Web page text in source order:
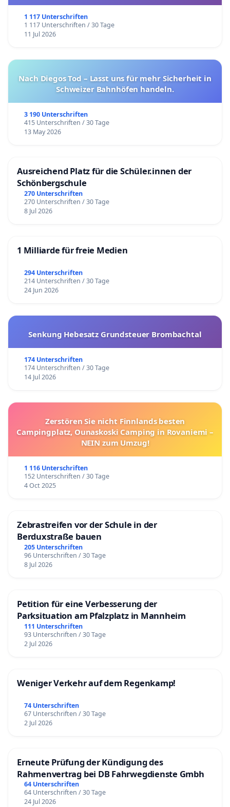
1 117 Unterschriften
1 117 Unterschriften / 30 Tage
11 Jul 2026
Nach Diegos Tod – Lasst uns für mehr Sicherheit in
Schweizer Bahnhöfen handeln.
3 190 Unterschriften
415 Unterschriften / 30 Tage
13 May 2026
Ausreichend Platz für die Schüler.innen der
Schönbergschule
270 Unterschriften
270 Unterschriften / 30 Tage
8 Jul 2026
1 Milliarde für freie Medien
294 Unterschriften
214 Unterschriften / 30 Tage
24 Jun 2026
Senkung Hebesatz Grundsteuer Brombachtal
174 Unterschriften
174 Unterschriften / 30 Tage
14 Jul 2026
Zerstören Sie nicht Finnlands besten
Campingplatz, Ounaskoski Camping in Rovaniemi –
NEIN zum Umzug!
1 116 Unterschriften
152 Unterschriften / 30 Tage
4 Oct 2025
Zebrastreifen vor der Schule in der
Berduxstraße bauen
205 Unterschriften
96 Unterschriften / 30 Tage
8 Jul 2026
Petition für eine Verbesserung der
Parksituation am Pfalzplatz in Mannheim
111 Unterschriften
93 Unterschriften / 30 Tage
2 Jul 2026
Weniger Verkehr auf dem Regenkamp!
74 Unterschriften
67 Unterschriften / 30 Tage
2 Jul 2026
Erneute Prüfung der Kündigung des
Rahmenvertrag bei DB Fahrwegdienste Gmbh
64 Unterschriften
64 Unterschriften / 30 Tage
24 Jul 2026